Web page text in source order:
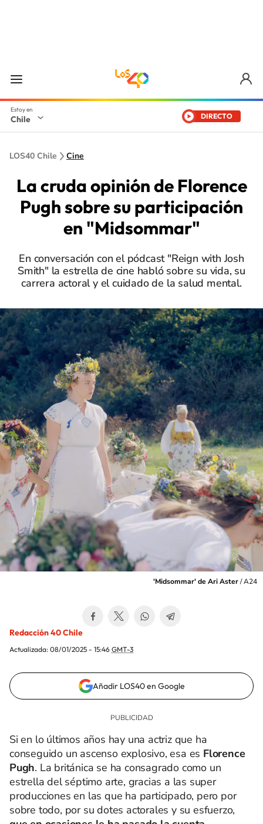
Chile DIRECTO
LOS40 Chile Cine
La cruda opinión de Florence
Pugh sobre su participación
en "Midsommar"
En conversación con el pódcast "Reign with Josh
Smith" la estrella de cine habló sobre su vida, su
carrera actoral y el cuidado de la salud mental.
'Midsommar' de Ari Aster/A24
Redacción 40 Chile
Actualizada: 08/01/2025 - 15:46 GMT-3
Añadir LOS40 en Google
Si en lo últimos años hay una actriz que ha
conseguido un ascenso explosivo, esa es Florence
Pugh. La británica se ha consagrado como un
estrella del séptimo arte, gracias a las super
producciones en las que ha participado, pero por
sobre todo, por su dotes actorales y su esfuerzo,